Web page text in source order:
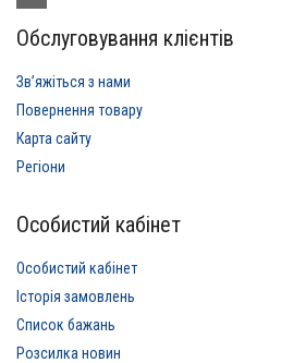
Обслуговування клієнтів
Звʼяжіться з нами
Повернення товару
Карта сайту
Регіони
Особистий кабінет
Особистий кабінет
Історія замовлень
Список бажань
Розсилка новин